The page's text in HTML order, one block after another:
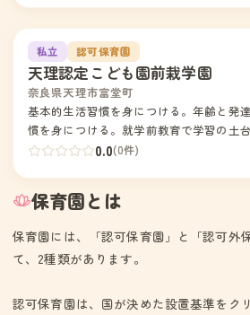
2私立 認可保育園
天理認定こども園前栽学園
奈良県天理市富堂町
基本的生活習慣を身につける。年齢と発
慣を身につける。就学前教育で学習の土台
0.0(0件)
保育園とは
保育園には、「認可保育園」と「認可外
て、2種類があります。
認可保育園は、国が決めた設置基準をク